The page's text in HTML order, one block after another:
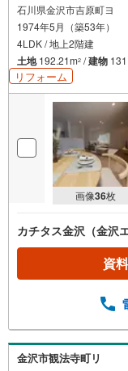
石川県金沢市吉原町ヨ
1974年5月（築53年）
4LDK / 地上2階建
土地192.21m2 /建物
リフォーム
画像36枚
カチタス金沢（金沢
資
金沢市観法寺町リ